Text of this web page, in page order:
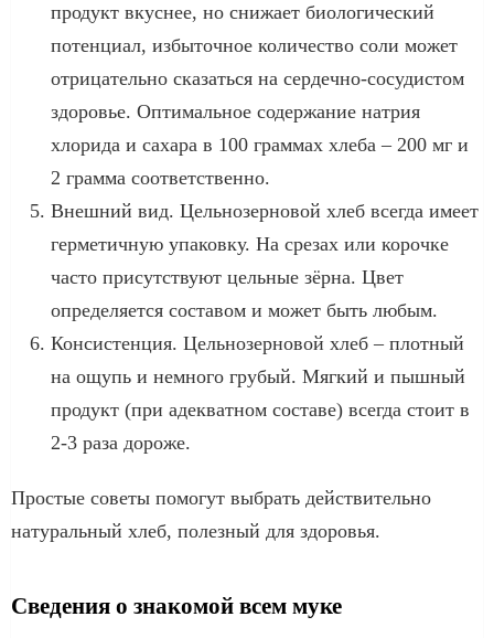
продукт вкуснее, но снижает биологический
потенциал, избыточное количество соли может
отрицательно сказаться на сердечно-сосудистом
здоровье. Оптимальное содержание натрия
хлорида и сахара в 100 граммах хлеба – 200 мг и
2 грамма соответственно.
Внешний вид. Цельнозерновой хлеб всегда имеет
герметичную упаковку. На срезах или корочке
часто присутствуют цельные зёрна. Цвет
определяется составом и может быть любым.
Консистенция. Цельнозерновой хлеб – плотный
на ощупь и немного грубый. Мягкий и пышный
продукт (при адекватном составе) всегда стоит в
2-3 раза дороже.
Простые советы помогут выбрать действительно
натуральный хлеб, полезный для здоровья.
Сведения о знакомой всем муке